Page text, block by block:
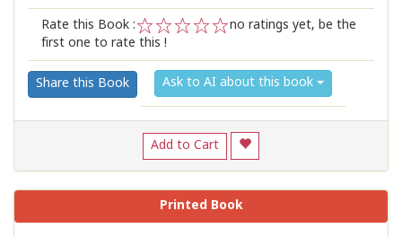
Rate this Book :
2
1
no ratings yet, be the
first one to rate this !
Share this Book Ask to AI about this book
Add to Cart
Printed Book